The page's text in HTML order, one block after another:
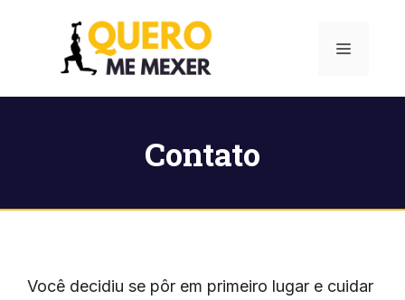
Menu
Contato
Você decidiu se pôr em primeiro lugar e cuidar